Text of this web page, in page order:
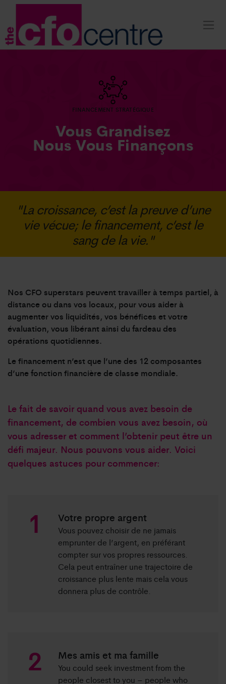
FINANCEMENT STRATÉGIQUE
Vous Grandisez
Nous Vous Finançons
"La croissance, c’est la preuve d’une
vie vécue; le financement, c’est le
sang de la vie."
Nos CFO superstars peuvent travailler à temps partiel, à
distance ou dans vos locaux, pour vous aider à
augmenter vos liquidités, vos bénéfices et votre
évaluation, vous libérant ainsi du fardeau des
opérations quotidiennes.
Le financement n’est que l’une des 12 composantes
d’une fonction financière de classe mondiale.
Le fait de savoir quand vous avez besoin de
financement, de combien vous avez besoin, où
vous adresser et comment l’obtenir peut être un
défi majeur. Nous pouvons vous aider. Voici
quelques astuces pour commencer:
Votre propre argent
Vous pouvez choisir de ne jamais
emprunter de l’argent, en préférant
compter sur vos propres ressources.
Cela peut entraîner une trajectoire de
croissance plus lente mais cela vous
donnera plus de contrôle.
Mes amis et ma famille
You could seek investment from the
people closest to you – people who